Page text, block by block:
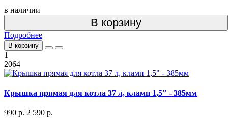
в наличии
В корзину
Подробнее
В корзину
1
2064
Крышка прямая для котла 37 л, кламп 1,5" - 385мм
990 р. 2 590 р.